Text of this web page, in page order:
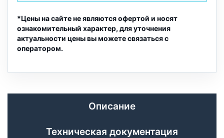
*Цены на сайте не являются офертой и носят
ознакомительный характер, для уточнения
актуальности цены вы можете связаться с
оператором.
Описание
Техническая документация